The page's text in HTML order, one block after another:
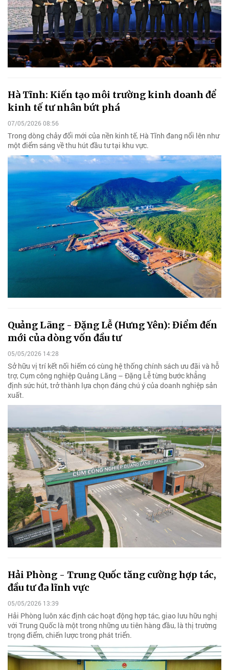
Hà Tĩnh: Kiến tạo môi trường kinh doanh để
kinh tế tư nhân bứt phá
07/05/2026 08:56
Trong dòng chảy đổi mới của nền kinh tế, Hà Tĩnh đang nổi lên như
một điểm sáng về thu hút đầu tư tại khu vực.
Quảng Lãng - Đặng Lễ (Hưng Yên): Điểm đến
mới của dòng vốn đầu tư
05/05/2026 14:28
Sở hữu vị trí kết nối hiếm có cùng hệ thống chính sách ưu đãi và hỗ
trợ, Cụm công nghiệp Quảng Lãng – Đặng Lễ từng bước khẳng
định sức hút, trở thành lựa chọn đáng chú ý của doanh nghiệp sản
xuất.
Hải Phòng - Trung Quốc tăng cường hợp tác,
đầu tư đa lĩnh vực
05/05/2026 13:39
Hải Phòng luôn xác định các hoạt động hợp tác, giao lưu hữu nghị
với Trung Quốc là một trong những ưu tiên hàng đầu, là thị trường
trọng điểm, chiến lược trong phát triển.